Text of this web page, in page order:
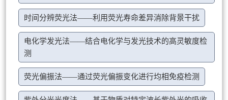
时间分辨荧光法——利用荧光寿命差异消除背景干扰
电化学发光法——结合电化学与发光技术的高灵敏度检
测
荧光偏振法——通过荧光偏振变化进行均相免疫检测